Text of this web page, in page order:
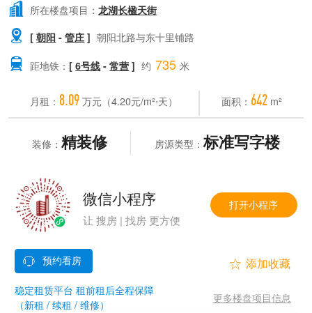

 所在楼盘项目：龙湖长楹天街
 [朝阳 -管庄 ] 朝阳北路与东十里铺路
 距地铁： [6号线 -常营 ] 约 735 米
月租： 8.09 万元（4.20元/m²⋅天） 面积： 642 m²
装修： 精装修 房源类型：标准写字楼
微信小程序
让 搜房 | 找房 更方便
打开小程序
稳定租赁平台 租前租后全程保障
（新租 / 续租 / 维修）

更多楼盘项目信息